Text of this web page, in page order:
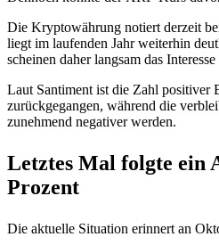
Die Kryptowährung notiert derzeit
liegt im laufenden Jahr weiterhin
scheinen daher langsam das
Laut Santiment ist die Zahl positiver
zurückgegangen, während die
zunehmend negativer werden.
Letztes Mal folgte ein
Prozent
Die aktuelle Situation erinnert an